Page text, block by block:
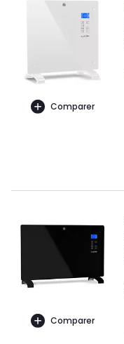
Comparer
Comparer